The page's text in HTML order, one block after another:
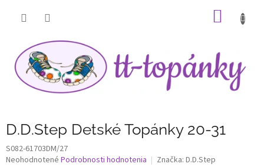
D.D.Step Detské Topánky 20-31
S082-61703DM/27
Priemerné
Neohodnotené Podrobnosti hodnotenia Značka: D.D.Step